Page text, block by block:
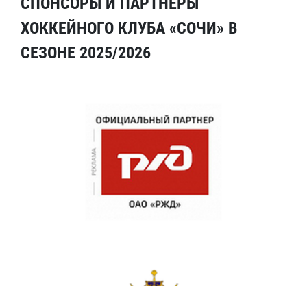
ХОККЕЙНОГО КЛУБА «СОЧИ» В
СЕЗОНЕ 2025/2026